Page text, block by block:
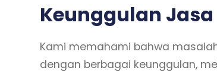
Keunggulan
Kami memahami bahwa
dengan berbagai keunggulan,